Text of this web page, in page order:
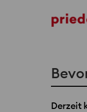
Team
Derzeit